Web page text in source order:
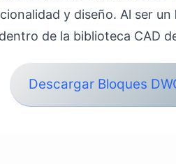
y diseño. Al ser un
de la biblioteca CAD
Descargar Bloques